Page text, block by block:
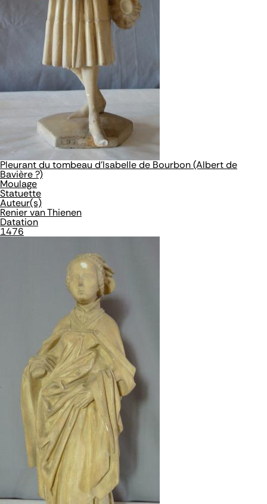
Pleurant du tombeau d'Isabelle de Bourbon (Albert de
Bavière ?)
Moulage
Statuette
Auteur(s)
Renier van Thienen
Datation
1476